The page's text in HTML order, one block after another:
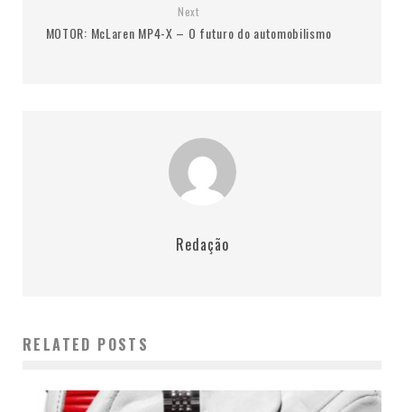
Next
MOTOR: McLaren MP4-X – O futuro do automobilismo
Redação
RELATED POSTS